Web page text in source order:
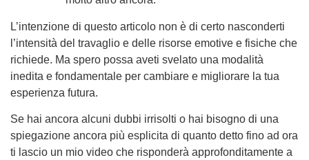
L’intenzione di questo articolo non è di certo nasconderti
l’intensità del travaglio e delle risorse emotive e fisiche che
richiede. Ma spero possa aveti svelato una modalità
inedita e fondamentale per cambiare e migliorare la tua
esperienza futura.
Se hai ancora alcuni dubbi irrisolti o hai bisogno di una
spiegazione ancora più esplicita di quanto detto fino ad ora
ti lascio un mio video che risponderà approfonditamente a